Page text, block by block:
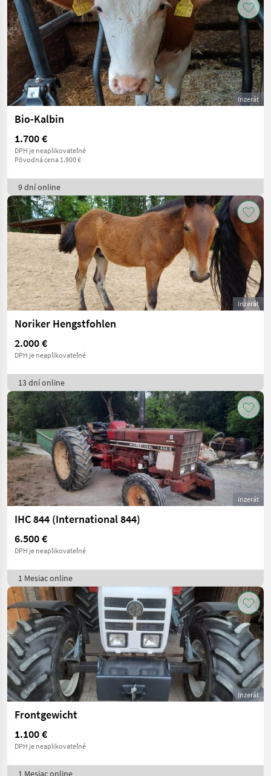
Inzerát
Bio-Kalbin
1.700 €
DPH je neaplikovateľné
Pôvodná cena 1.900 €
9 dní online
Inzerát
Noriker Hengstfohlen
2.000 €
DPH je neaplikovateľné
13 dní online
Inzerát
IHC 844 (International 844)
6.500 €
DPH je neaplikovateľné
1 Mesiac online
Inzerát
Frontgewicht
1.100 €
DPH je neaplikovateľné
1 Mesiac online